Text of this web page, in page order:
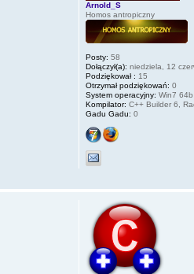
Arnold_S
Homos antropiczny
Posty: 58
Dołączył(a): niedziela, 12
Podziękował : 15
Otrzymał podziękowań: 0
System operacyjny: Win7 64b
Kompilator: C++ Builder 6,
Gadu Gadu: 0